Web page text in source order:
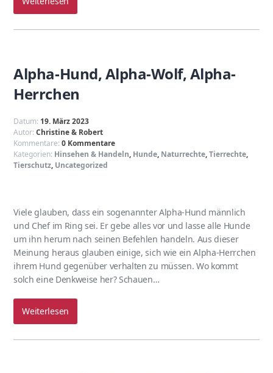
Alpha-Hund, Alpha-Wolf, Alpha-
Herrchen
Datum: 19. März 2023
Autor:Christine & Robert
Kommentare:0 Kommentare
Kategorien: Hinsehen & Handeln, Hunde, Naturrechte,Tierrechte,
Tierschutz, Uncategorized
Viele glauben, dass ein sogenannter Alpha-Hund männlich
und Chef im Ring sei. Er gebe alles vor und lasse alle Hunde
um ihn herum nach seinen Befehlen handeln. Aus dieser
Meinung heraus glauben einige, sich wie ein Alpha-Herrchen
ihrem Hund gegenüber verhalten zu müssen. Wo kommt
solch eine Denkweise her? Schauen…
Weiterlesen